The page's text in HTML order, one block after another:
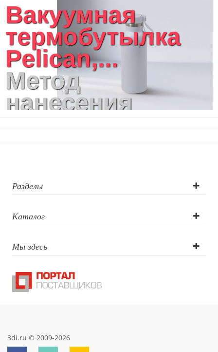
Вакуумная
термобутылка
Pelican,...
Метод
нанесения
лазер), УФ DTF
печать,
Тампопечать,
Гравировка
(CO2 лазер),
Цифровая
печать,
Разделы
Каталог
Мы здесь
3di.ru © 2009-2026